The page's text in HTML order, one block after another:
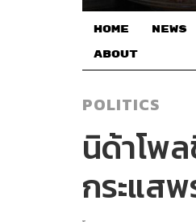
HOME NEWS
ABOUT
POLITICS
นิด้าโพ
กระแส